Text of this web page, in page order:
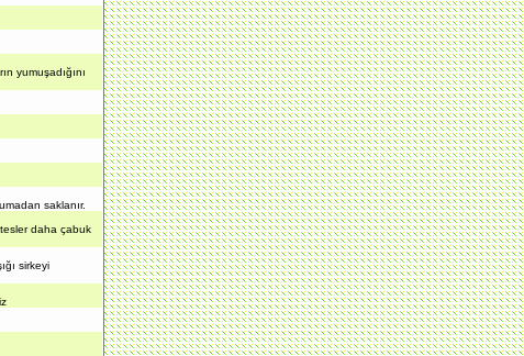
yumuşadığını
saklanır.
daha çabuk
sirkeyi